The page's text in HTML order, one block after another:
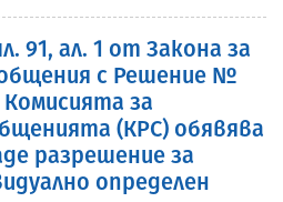
91, ал. 1 от Закона за
с Решениe №
Комисията за
(КРС) обявява
разрешение за
определен